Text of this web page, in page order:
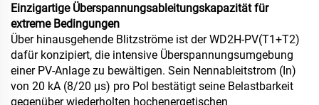
Einzigartige Überspannungsableitungskapazität für
extreme Bedingungen
Über hinausgehende Blitzströme ist der WD2H-PV(T1+T2)
dafür konzipiert, die intensive Überspannungsumgebung
einer PV-Anlage zu bewältigen. Sein Nennableitstrom (In)
von 20 kA (8/20 µs) pro Pol bestätigt seine Belastbarkeit
gegenüber wiederholten hochenergetischen